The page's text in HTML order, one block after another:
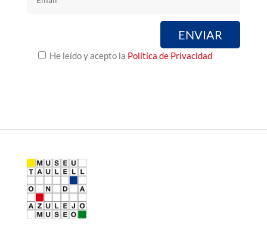
He leído y acepto la Política de Privacidad